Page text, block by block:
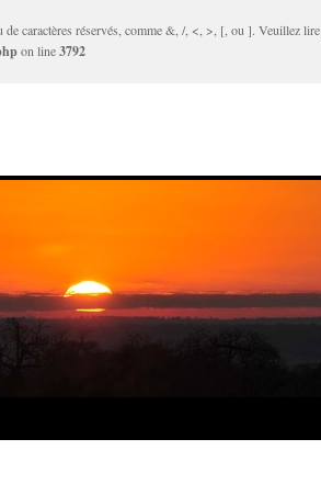
de caractères réservés, comme &, /, <, >, [, ou ]. Veuillez lire
on line3792